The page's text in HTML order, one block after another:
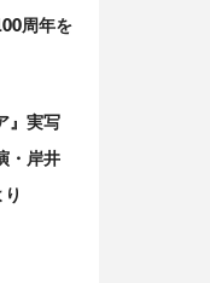
周年を
』実写
・岸井